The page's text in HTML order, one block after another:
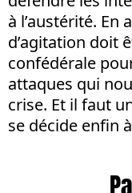
à l’austérité. En
d’agitation doit
confédérale
attaques qui
crise. Et il faut
se décide enfin